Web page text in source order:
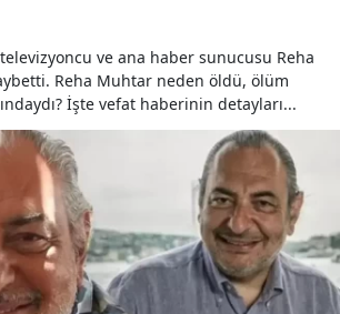
ve ana haber sunucusu Reha
Reha Muhtar neden öldü, ölüm
İşte vefat haberinin detayları...